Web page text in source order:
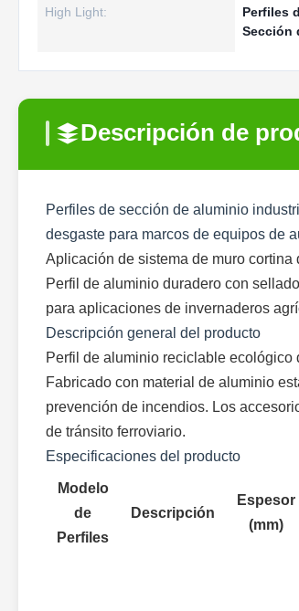
High Light: Perfiles
Sección
Descripción de
Perfiles de sección de aluminio
desgaste para marcos de equipos de
Aplicación de sistema de muro
Perfil de aluminio duradero con
para aplicaciones de invernaderos
Descripción general del producto
Perfil de aluminio reciclable
Fabricado con material de aluminio
prevención de incendios. Los
de tránsito ferroviario.
Especificaciones del producto
Modelo
de
Perfiles
Descripción
Espesor
(mm)